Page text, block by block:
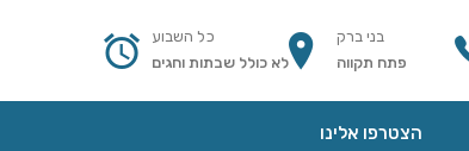
בני ברק
פתח תקווה
כל השבוע
לא כולל שבתות וחגים
הצטרפו אלינו